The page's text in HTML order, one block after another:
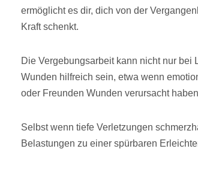
ermöglicht es dir, dich von der
Kraft schenkt.
Die Vergebungsarbeit kann nicht nur bei
Wunden hilfreich sein, etwa wenn
oder Freunden Wunden verursacht
Selbst wenn tiefe Verletzungen
Belastungen zu einer spürbaren